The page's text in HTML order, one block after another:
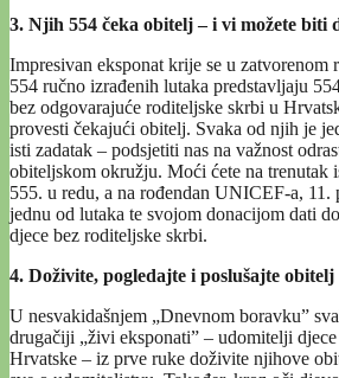
3. Njih 554 čeka obitelj – i vi možete biti
Impresivan eksponat krije se u zatvorenom
554 ručno izrađenih lutaka predstavljaju
bez odgovarajuće roditeljske skrbi u
provesti čekajući obitelj. Svaka od njih je
isti zadatak – podsjetiti nas na važnost
obiteljskom okružju. Moći ćete na trenutak
555. u redu, a na rođendan UNICEF-a,
jednu od lutaka te svojom donacijom dati
djece bez roditeljske skrbi.
4. Doživite, pogledajte i poslušajte obitelj
U nesvakidašnjem „Dnevnom boravku”
drugačiji „živi eksponati” – udomitelji
Hrvatske – iz prve ruke doživite njihove